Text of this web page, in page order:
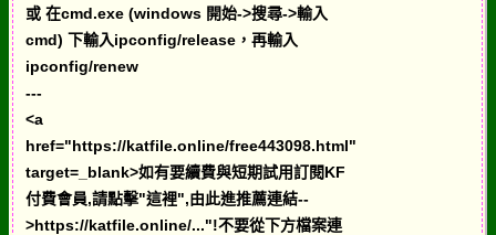
或 在cmd.exe (windows 開始->搜尋->輸入
cmd) 下輸入ipconfig/release，再輸入
ipconfig/renew
---
<a
href="https://katfile.online/free443098.html"
target=_blank>如有要續費與短期試用訂閱KF
付費會員,請點擊"這裡",由此進推薦連結--
>https://katfile.online/..."!不要從下方檔案連